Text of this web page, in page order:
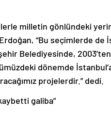
milletin gönlündeki
“Bu seçimlerde de
Belediyesinde,
dönemde
projelerdir.” dedi.
galiba”